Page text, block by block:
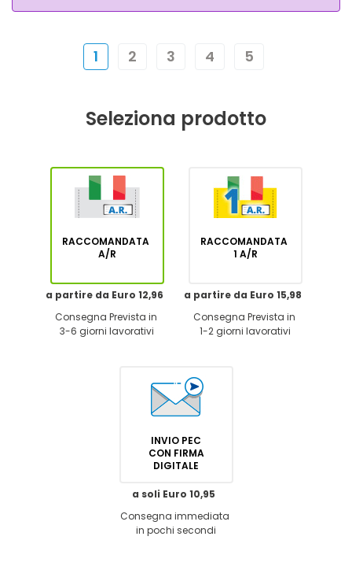
1 2 3 4 5
Seleziona prodotto
RACCOMANDATA
A/R
a partire da Euro 12,96
Consegna Prevista in
3-6 giorni lavorativi
RACCOMANDATA
1 A/R
a partire da Euro 15,98
Consegna Prevista in
1-2 giorni lavorativi
INVIO PEC
CON FIRMA
DIGITALE
a soli Euro 10,95
Consegna immediata
in pochi secondi